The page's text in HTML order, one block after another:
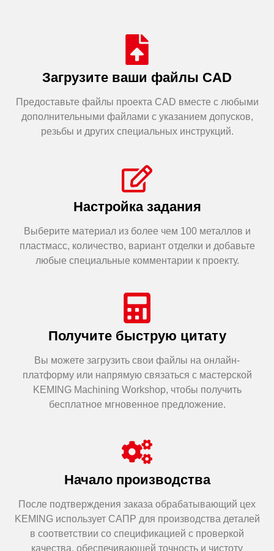
Загрузите ваши файлы CAD
Предоставьте файлы проекта CAD вместе с любыми
дополнительными файлами с указанием допусков,
резьбы и других специальных инструкций.
Настройка задания
Выберите материал из более чем 100 металлов и
пластмасс, количество, вариант отделки и добавьте
любые специальные комментарии к проекту.
Получите быструю цитату
Вы можете загрузить свои файлы на онлайн-
платформу или напрямую связаться с мастерской
KEMING Machining Workshop, чтобы получить
бесплатное мгновенное предложение.
Начало производства
После подтверждения заказа обрабатывающий цех
KEMING использует САПР для производства деталей
в соответствии со спецификацией с проверкой
качества, обеспечивающей точность и чистоту